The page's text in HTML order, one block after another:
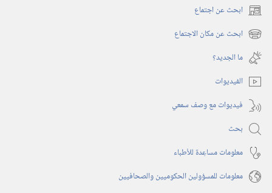
ابحث عن اجتماع (يفتح
نافذة ابحث عن مكان الاجتماع (يفتح
نافذة
جديدة)
ما الجديد؟‏
الفيديوات
فيديوات مع وصف سمعي
بحث
معلومات مساعِدة للأطباء
معلومات للمسؤولين الحكوميين والصحافيين